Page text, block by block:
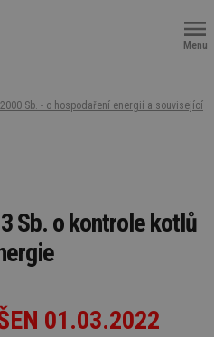
Menu
Sb. - o hospodaření energií a související
Sb. o kontrole kotlů
01.03.2022